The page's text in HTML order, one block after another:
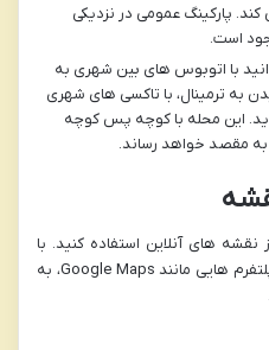
پارکینگ عمومی در نزدیکی
است.
با اتوبوس های بین شهری به
به ترمینال، با تاکسی های شهری
این محله با کوچه پس کوچه
به مقصد خواهد رساند.
نقشه های آنلاین استفاده کنید. با
جستجوی خانه طباطبایی کاشان در پلتفرم هایی مانند Google Maps، به